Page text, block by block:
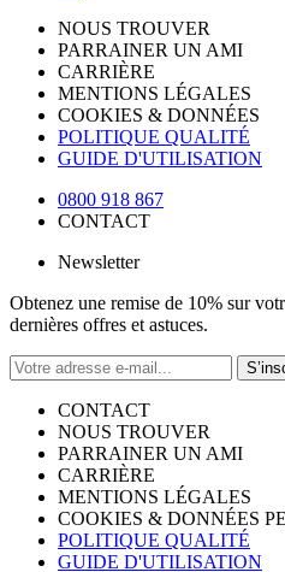
NOUS TROUVER
PARRAINER UN AMI
CARRIÈRE
MENTIONS LÉGALES
COOKIES & DONNÉES
POLITIQUE QUALITÉ
GUIDE D'UTILISATION
0800 918 867
CONTACT
Newsletter
Obtenez une remise de 10% sur
dernières offres et astuces.
CONTACT
NOUS TROUVER
PARRAINER UN AMI
CARRIÈRE
MENTIONS LÉGALES
COOKIES & DONNÉES
POLITIQUE QUALITÉ
GUIDE D'UTILISATION